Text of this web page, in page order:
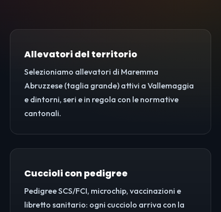
Allevatori del territorio
Selezioniamo allevatori di Maremma
Abruzzese (taglia grande) attivi a Vallemaggia
e dintorni, seri e in regola con le normative
cantonali.
Cuccioli con pedigree
Pedigree SCS/FCI, microchip, vaccinazioni e
libretto sanitario: ogni cucciolo arriva con la